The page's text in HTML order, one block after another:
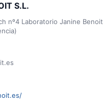
S.L.
nº4 Laboratorio Janine Benoit